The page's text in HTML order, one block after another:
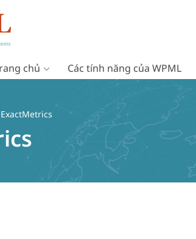
chủ Các tính năng của WPML